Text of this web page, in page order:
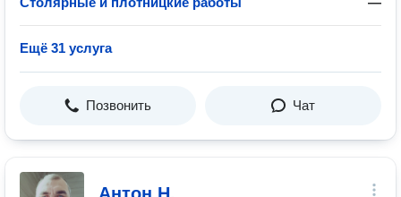
Ещё 31 услуга
Позвонить Чат